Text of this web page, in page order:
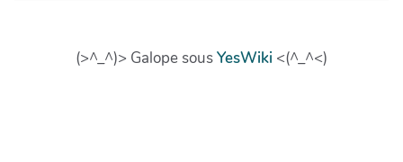
(>^_^)> Galope sousYesWiki <(^_^<)